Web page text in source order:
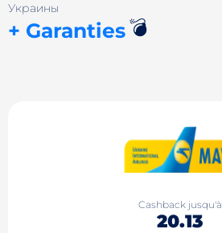
Украины
+ Garanties💣
Cashback jusqu'à
20.13